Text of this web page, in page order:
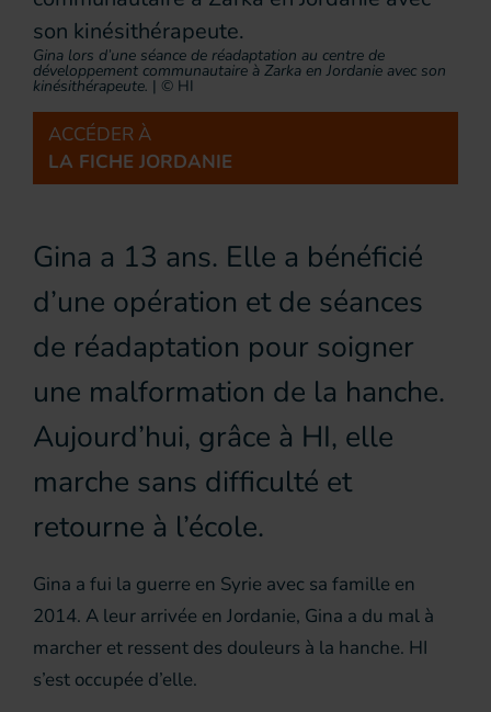
Gina lors d’une séance de réadaptation au centre de
développement communautaire à Zarka en Jordanie avec son
kinésithérapeute. | © HI
ACCÉDER À
LA FICHE JORDANIE
Gina a 13 ans. Elle a bénéficié
d’une opération et de séances
de réadaptation pour soigner
une malformation de la hanche.
Aujourd’hui, grâce à HI, elle
marche sans difficulté et
retourne à l’école.
Gina a fui la guerre en Syrie avec sa famille en
2014. A leur arrivée en Jordanie, Gina a du mal à
marcher et ressent des douleurs à la hanche. HI
s’est occupée d’elle.